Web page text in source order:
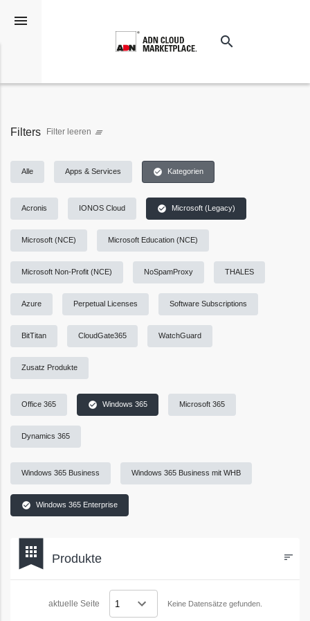
menu
Suchen
search
Filters Filter leeren clear_all
Alle Apps & Services check_circle Kategorien
Acronis IONOS Cloud check_circle Microsoft (Legacy)
Office 365 check_circle Windows 365
Windows 365 Business Windows 365 Business mit WHB
check_circle Windows 365 Enterprise
Microsoft 365
Dynamics 365
Microsoft (NCE) Microsoft Education (NCE)
Microsoft Non-Profit (NCE) NoSpamProxy THALES
Azure Perpetual Licenses Software Subscriptions
BitTitan CloudGate365 WatchGuard
Zusatz Produkte
bookmark
apps Produkte sort
aktuelle Seite Keine Datensätze gefunden.